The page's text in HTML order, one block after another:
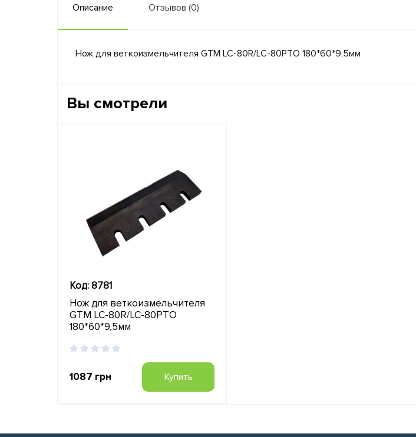
Описание Отзывов (0)
Нож для веткоизмельчителя GTM LC-80R/LC-80PTO 180*60*9,5мм
Вы смотрели
Код: 8781
Нож для веткоизмельчителя
GTM LC-80R/LC-80PTO
180*60*9,5мм
1087 грн Купить